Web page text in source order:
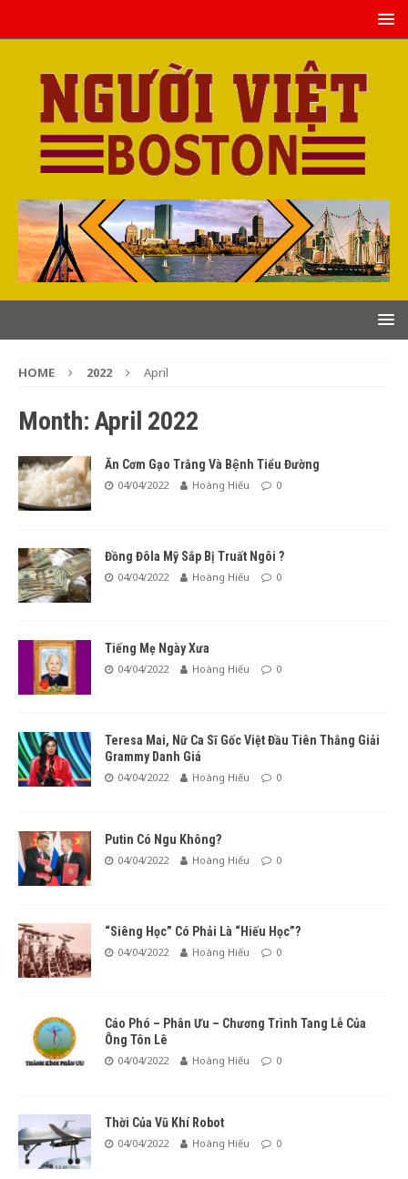
HOME 2022 April
Month: April 2022
Ăn Cơm Gạo Trắng Và Bệnh Tiểu Đường
04/04/2022 Hoàng Hiếu 0
Đồng Đôla Mỹ Sắp Bị Truất Ngôi ?
04/04/2022 Hoàng Hiếu 0
Tiếng Mẹ Ngày Xưa
04/04/2022 Hoàng Hiếu 0
Teresa Mai, Nữ Ca Sĩ Gốc Việt Đầu Tiên Thắng Giải
Grammy Danh Giá
04/04/2022 Hoàng Hiếu 0
Putin Có Ngu Không?
04/04/2022 Hoàng Hiếu 0
“Siêng Học” Có Phải Là “Hiếu Học”?
04/04/2022 Hoàng Hiếu 0
Cáo Phó – Phân Ưu – Chương Trình Tang Lễ Của
Ông Tôn Lê
04/04/2022 Hoàng Hiếu 0
Thời Của Vũ Khí Robot
04/04/2022 Hoàng Hiếu 0